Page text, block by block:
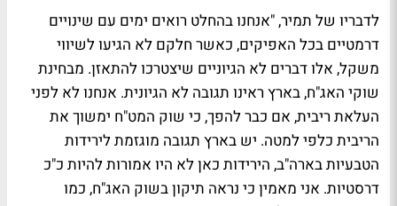
לדבריו של תמיר,"אנחנו בהחלט רואים ימים עם שינויים
דרמטיים בכל האפיקים, כאשר חלקם לא הגיעו לשיווי
משקל, אלו דברים לא הגיוניים שיצטרכו להתאזן. מבחינת
שוקי האג"ח, בארץ ראינו תגובה לא הגיונית. אנחנו לא לפני
העלאת ריבית, אם כבר להפך, כי שוק המט"ח ימשוך את
הריבית כלפי למטה. יש בארץ תגובה מוגזמת לירידות
הטבעיות בארה"ב, הירידות כאן לא היו אמורות להיות כ"כ
דרסטיות. אני מאמין כי נראה תיקון בשוק האג"ח, כמו